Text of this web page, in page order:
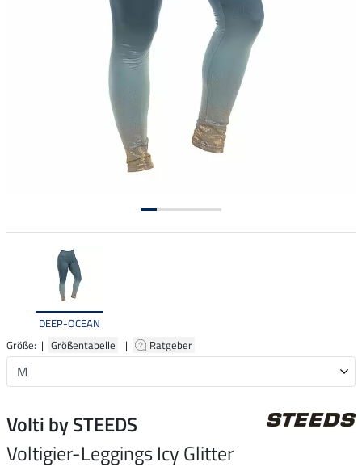
DEEP-OCEAN
Größe: | Größentabelle | Ratgeber
Volti by STEEDS
Voltigier-Leggings Icy Glitter